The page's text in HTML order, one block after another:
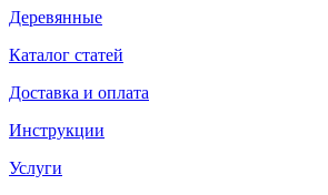
Деревянные
Каталог статей
Доставка и оплата
Инструкции
Услуги